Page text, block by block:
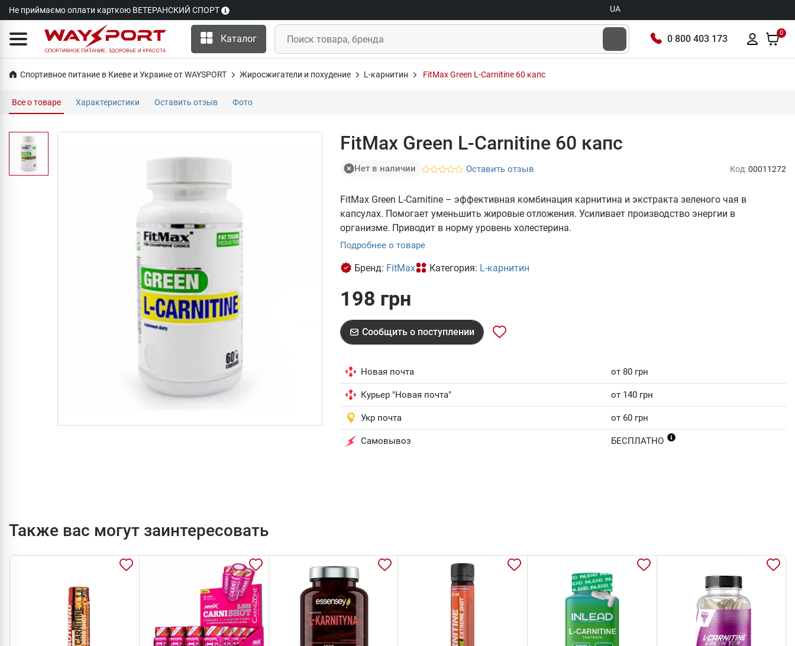
Не приймаємо оплати карткою ВЕТЕРАНСКИЙ СПОРТ UA
Каталог 0 800 403 173
0
Спортивное питание в Киеве и Украине от WAYSPORT Жиросжигатели и похудение L-карнитин FitMax Green L-Carnitine 60 капс
Все о товаре Характеристики Оставить отзыв Фото
FitMax Green L-Carnitine 60 капс
Нет в наличии Оставить отзыв Код:00011272
FitMax Green L-Carnitine – эффективная комбинация карнитина и экстракта зеленого чая в
капсулах. Помогает уменьшить жировые отложения. Усиливает производство энергии в
организме. Приводит в норму уровень холестерина.
Подробнее о товаре
Бренд: FitMax Категория: L-карнитин
198 грн
Сообщить о поступлении
Новая почта от 80 грн
Курьер "Новая почта" от 140 грн
Укр почта от 60 грн
Самовывоз БЕСПЛАТНО
Также вас могут заинтересовать